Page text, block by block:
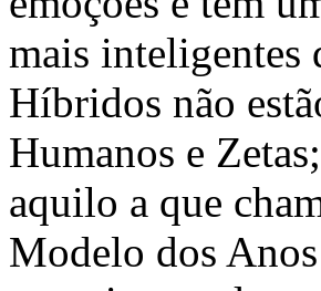
mais inteligentes
Híbridos não
Humanos e
aquilo a que
Modelo dos